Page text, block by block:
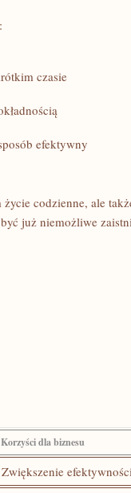
czasie
efektywny
codzienne, ‌ale​
już niemożliwe
Korzyści dla biznesu
Zwiększenie